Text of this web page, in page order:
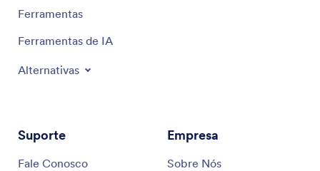
Ferramentas
Ferramentas de IA
Alternativas
Suporte
Fale Conosco
Empresa
Sobre Nós